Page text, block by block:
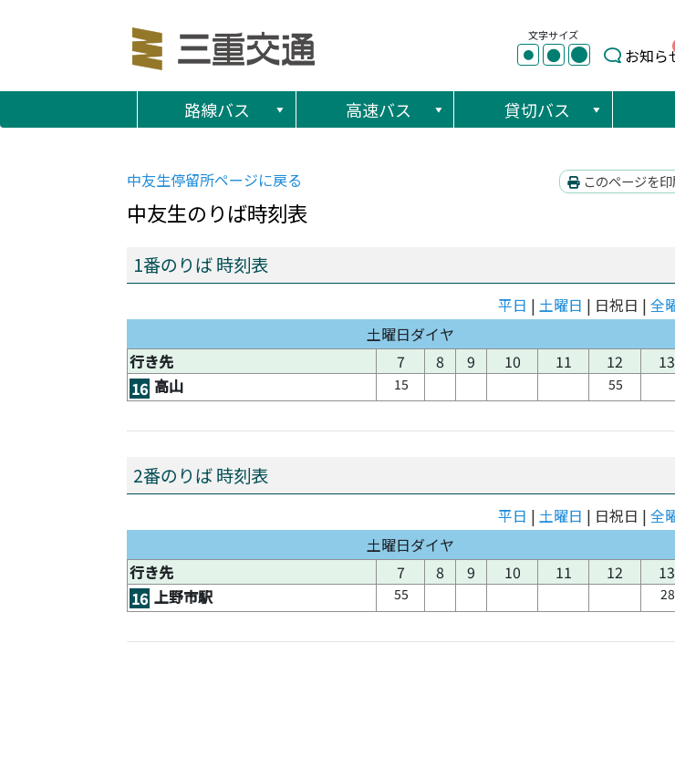
文字サイズ
● ● ● お知ら
路線バス 高速バス 貸切バス
このページを印
中友生停留所ページに戻る
中友生のりば時刻表
1番のりば 時刻表
平日 | 土曜日 | 日祝日 | 全
土曜日ダイヤ
行き先
7 8 9 10 11 12
13
16 高山 15 55
2番のりば 時刻表
平日 | 土曜日 | 日祝日 | 全
土曜日ダイヤ
行き先
7 8 9 10 11 12
13
16 上野市駅 55 28